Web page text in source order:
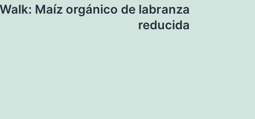
Maíz orgánico de labranza
reducida